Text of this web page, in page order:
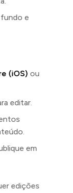
fundo e
(iOS) ou
editar.
em
edições